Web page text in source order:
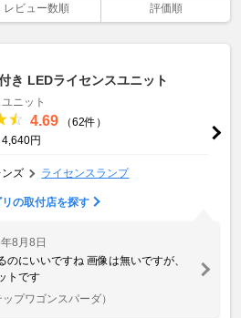
レビュー数順 評価順
き LEDライセンスユニット
ニット
4.69
（62件）
円
ズ ライセンスランプ
の取付店を探す
8月8日
にいいですね 画像は無いですが、
トです
プワゴンスパーダ）